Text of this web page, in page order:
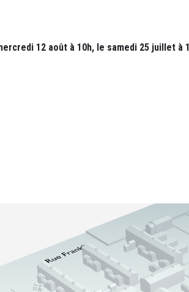
12 août à 10h, le samedi 25 juillet à